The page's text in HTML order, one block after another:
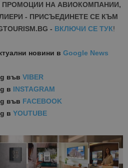
ПРОМОЦИИ НА АВИОКОМПАНИИ,
- ПРИСЪЕДИНЕТЕ СЕ КЪМ
- ВКЛЮЧИ СЕ ТУК!
новини в Google News
във VIBER
в INSTAGRAM
във FACEBOOK
в YOUTUBE